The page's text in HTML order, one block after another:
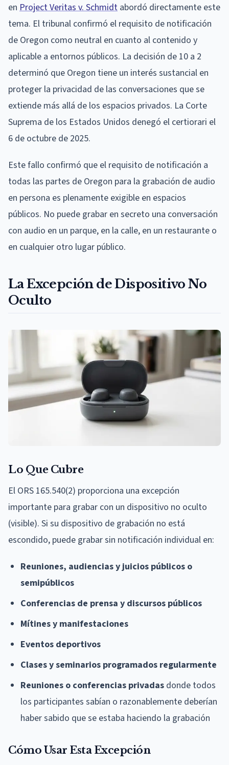
en Project Veritas v. Schmidt abordó directamente este
tema. El tribunal confirmó el requisito de notificación
de Oregon como neutral en cuanto al contenido y
aplicable a entornos públicos. La decisión de 10 a 2
determinó que Oregon tiene un interés sustancial en
proteger la privacidad de las conversaciones que se
extiende más allá de los espacios privados. La Corte
Suprema de los Estados Unidos denegó el certiorari el
6 de octubre de 2025.
Este fallo confirmó que el requisito de notificación a
todas las partes de Oregon para la grabación de audio
en persona es plenamente exigible en espacios
públicos. No puede grabar en secreto una conversación
con audio en un parque, en la calle, en un restaurante o
en cualquier otro lugar público.
La Excepción de Dispositivo No
Oculto
Lo Que Cubre
El ORS 165.540(2) proporciona una excepción
importante para grabar con un dispositivo no oculto
(visible). Si su dispositivo de grabación no está
escondido, puede grabar sin notificación individual en:
Reuniones, audiencias y juicios públicos o
semipúblicos
Conferencias de prensa y discursos públicos
Mítines y manifestaciones
Eventos deportivos
Clases y seminarios programados regularmente
Reuniones o conferencias privadas donde todos
los participantes sabían o razonablemente deberían
haber sabido que se estaba haciendo la grabación
Cómo Usar Esta Excepción